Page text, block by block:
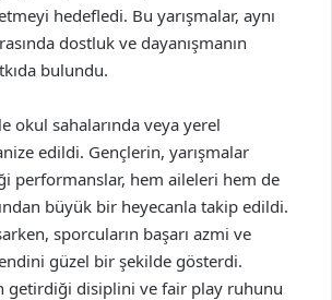
hedefledi. Bu yarışmalar, aynı
dostluk ve dayanışmanın
bulundu.
okul sahalarında veya yerel
edildi. Gençlerin, yarışmalar
performanslar, hem aileleri hem de
büyük bir heyecanla takip edildi.
sporcuların başarı azmi ve
güzel bir şekilde gösterdi.
getirdiği disiplini ve fair play ruhunu